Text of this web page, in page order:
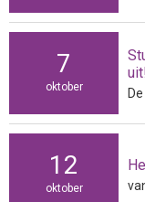
7
oktober
12
oktober